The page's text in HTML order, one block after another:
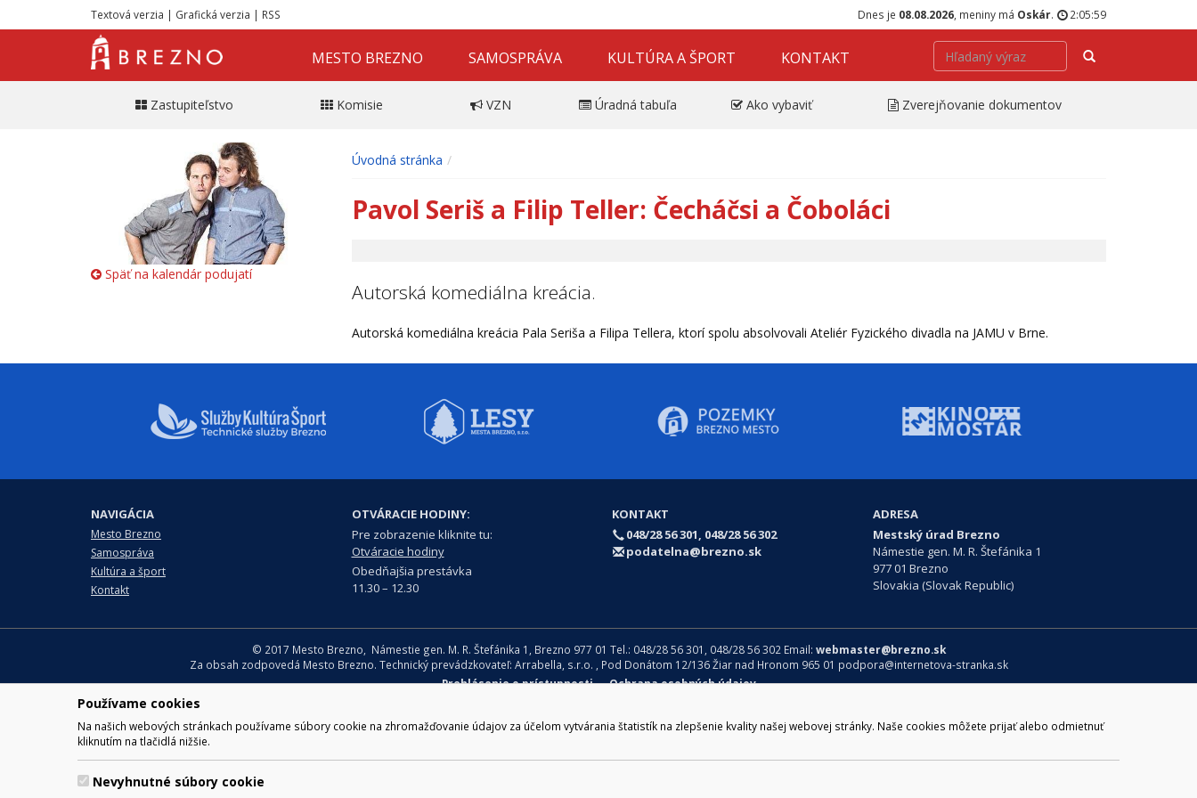
Používame cookies
Na našich webových stránkach používame súbory cookie na zhromažďovanie údajov za účelom vytvárania štatistík na zlepšenie kvality našej webovej stránky. Naše cookies môžete prijať alebo odmietnuť
kliknutím na tlačidlá nižšie.
Nevyhnutné súbory cookie
Textová verzia | Grafická verzia | RSS Dnes je 08.08.2026 , meniny má Oskár. 2:05:59
MESTO BREZNO SAMOSPRÁVA KULTÚRA A ŠPORT KONTAKT Hľadať
Zastupiteľstvo Komisie VZN Úradná tabuľa Ako vybaviť Zverejňovanie dokumentov
Späť na kalendár podujatí
Úvodná stránka
Pavol Seriš a Filip Teller: Čecháčsi a Čoboláci
Autorská komediálna kreácia.
Autorská komediálna kreácia Pala Seriša a Filipa Tellera, ktorí spolu absolvovali Ateliér Fyzického divadla na JAMU v Brne.
NAVIGÁCIA
Mesto Brezno
Samospráva
Kultúra a šport
Kontakt
OTVÁRACIE HODINY:
Pre zobrazenie kliknite tu:
Otváracie hodiny
Obedňajšia prestávka
11.30 – 12.30
KONTAKT
048/28 56 301, 048/28 56 302
podatelna@brezno.sk
ADRESA
Mestský úrad Brezno
Námestie gen. M. R. Štefánika 1
977 01 Brezno
Slovakia (Slovak Republic)
© 2017 Mesto Brezno, Námestie gen. M. R. Štefánika 1, Brezno 977 01 Tel.: 048/28 56 301, 048/28 56 302 Email: webmaster@brezno.sk
Za obsah zodpovedá Mesto Brezno. Technický prevádzkovateľ: Arrabella, s.r.o. , Pod Donátom 12/136 Žiar nad Hronom 965 01 podpora@internetova-stranka.sk
Prehlásenie o prístupnosti
Ochrana osobných údajov